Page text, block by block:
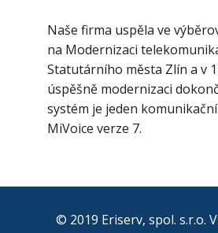
Naše firma uspěla ve
na Modernizaci
Statutárního města Zlín a v
úspěšně modernizaci
systém je jeden
MiVoice verze 7.
© 2019 Eriserv, spol. s.r.o.